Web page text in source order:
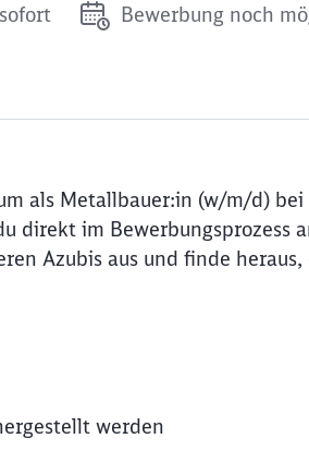
Bewerbung noch
als Metallbauer:in (w/m/d) bei
direkt im Bewerbungsprozess
Azubis aus und finde
werden